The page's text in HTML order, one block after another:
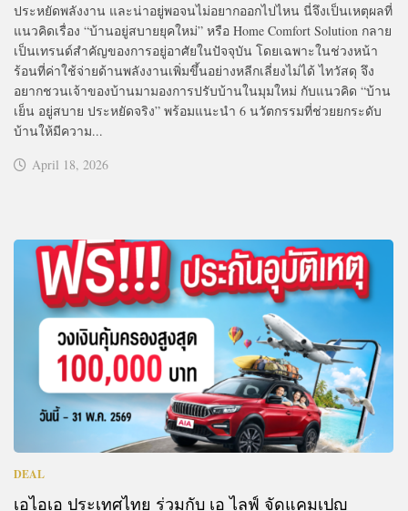
ประหยัดพลังงาน และน่าอยู่พอจนไม่อยากออกไปไหน นี่จึงเป็นเหตุผลที่
แนวคิดเรื่อง “บ้านอยู่สบายยุคใหม่” หรือ Home Comfort Solution กลาย
เป็นเทรนด์สำคัญของการอยู่อาศัยในปัจจุบัน โดยเฉพาะในช่วงหน้า
ร้อนที่ค่าใช้จ่ายด้านพลังงานเพิ่มขึ้นอย่างหลีกเลี่ยงไม่ได้ ไทวัสดุ จึง
อยากชวนเจ้าของบ้านมามองการปรับบ้านในมุมใหม่ กับแนวคิด “บ้าน
เย็น อยู่สบาย ประหยัดจริง” พร้อมแนะนำ 6 นวัตกรรมที่ช่วยยกระดับ
บ้านให้มีความ...
April 18, 2026
DEAL
เอไอเอ ประเทศไทย ร่วมกับ เอ ไลฟ์ จัดแคมเปญ